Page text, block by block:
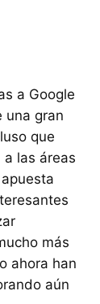
a Google
una gran
que
las áreas
más
ahora han
aún